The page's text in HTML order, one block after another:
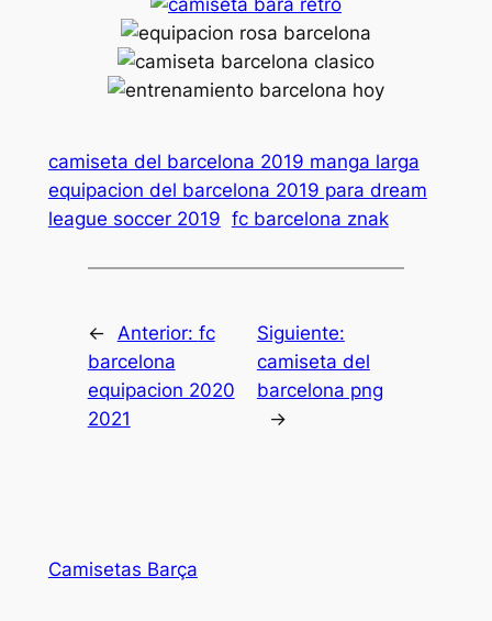
camiseta del barcelona 2019 manga larga
equipacion del barcelona 2019 para dream
league soccer 2019 fc barcelona znak
← Anterior: fc
barcelona
equipacion 2020
2021
Siguiente:
camiseta del
barcelona png
→
Camisetas Barça